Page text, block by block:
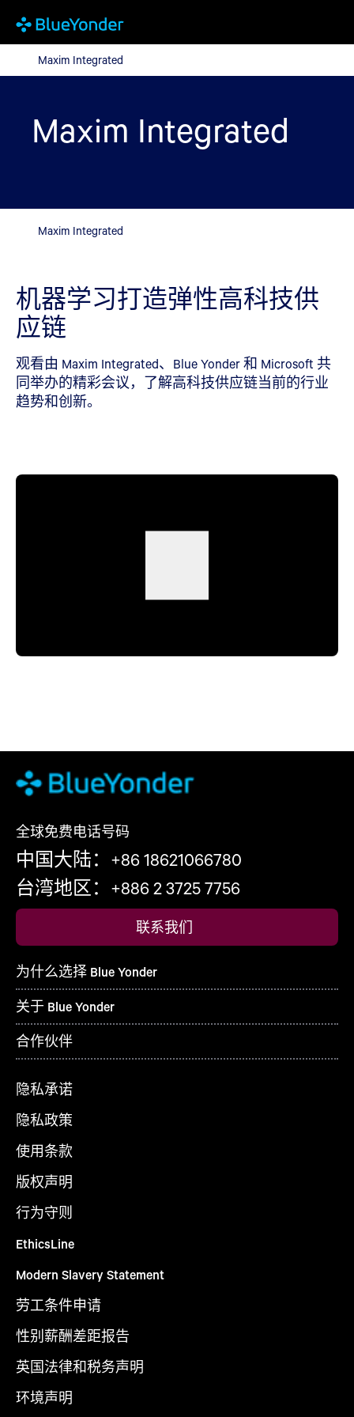
Maxim Integrated
Maxim Integrated
Maxim Integrated
Maxim Integrated
机器学习打造弹性高科技供
应链
观看由 Maxim Integrated、Blue Yonder 和 Microsoft 共
同举办的精彩会议，了解高科技供应链当前的行业
趋势和创新。
全球免费电话号码
中国大陆：+86 18621066780
台湾地区：+886 2 3725 7756
联系我们
为什么选择 Blue Yonder
关于 Blue Yonder
合作伙伴
隐私承诺
隐私政策
使用条款
版权声明
行为守则
EthicsLine
Modern Slavery Statement
劳工条件申请
性别薪酬差距报告
英国法律和税务声明
环境声明